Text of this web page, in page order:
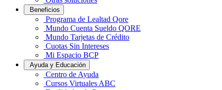
Beneficios
Programa de Lealtad Qore
Mundo Cuenta Sueldo QORE
Mundo Tarjetas de Crédito
Cuotas Sin Intereses
Mi Espacio BCP
Ayuda y Educación
Centro de Ayuda
Cursos Virtuales ABC